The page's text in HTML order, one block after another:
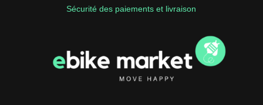
Sécurité des paiements et livraison